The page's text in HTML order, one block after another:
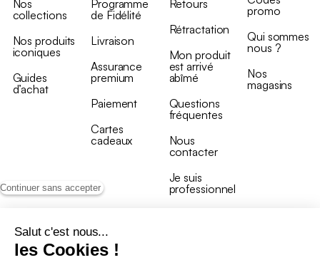
Continuer sans accepter
Salut c'est nous...
les Cookies !
Nos
collections
Nos produits
iconiques
Guides
d’achat
Programme
de Fidélité
Livraison
Assurance
premium
Paiement
Cartes
cadeaux
Retours
Rétractation
Mon produit
est arrivé
abîmé
Questions
fréquentes
Nous
contacter
Je suis
professionnel
promo
Qui sommes
nous ?
Nos
magasins